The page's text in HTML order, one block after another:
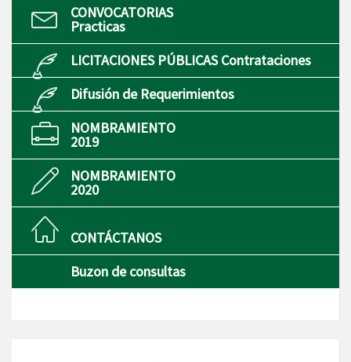
CONVOCATORIAS
Practicas
LICITACIONES PÚBLICAS Contrataciones
Difusión de Requerimientos
NOMBRAMIENTO
2019
NOMBRAMIENTO
2020
CONTÁCTANOS
Buzon de consultas